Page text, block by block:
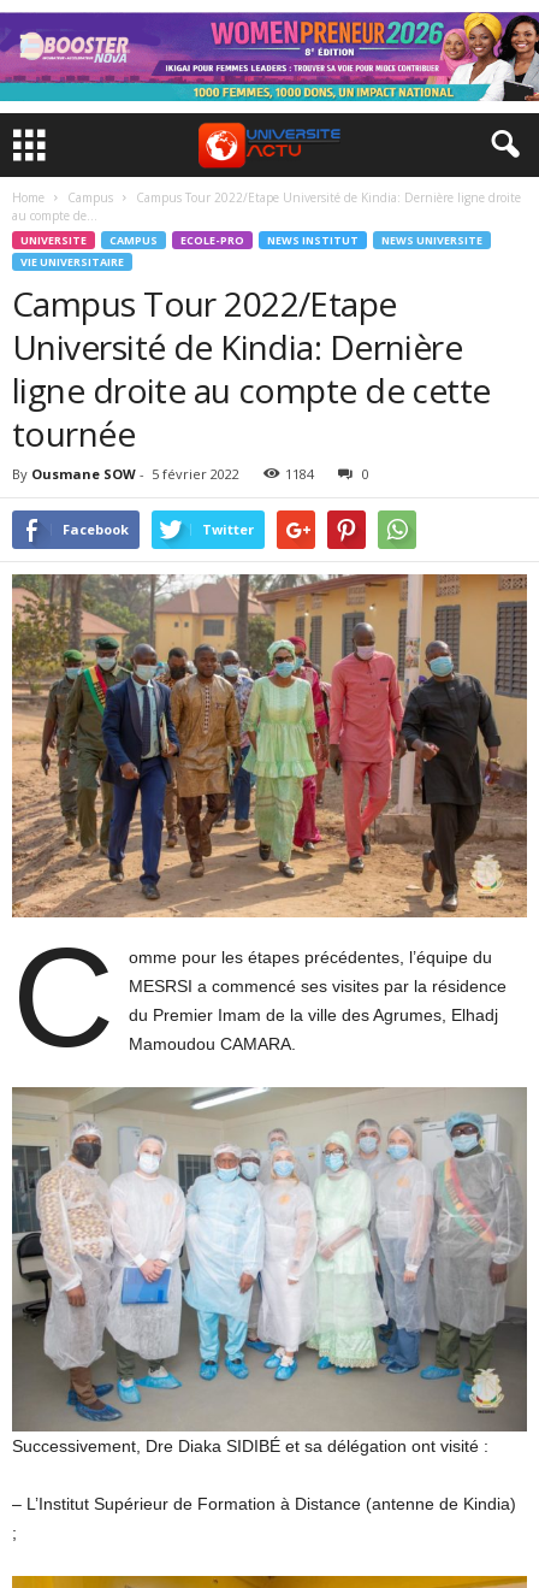
Home Campus
Campus Tour 2022/Etape Université de Kindia: Dernière ligne droite
au compte de...
UNIVERSITE CAMPUS ECOLE-PRO NEWS INSTITUT
NEWS UNIVERSITE
VIE UNIVERSITAIRE
Campus Tour 2022/Etape
Université de Kindia: Dernière
ligne droite au compte de cette
tournée
By Ousmane SOW - 5 février 2022 1184 0
Facebook Twitter
C
omme pour les étapes précédentes, l’équipe du
MESRSI a commencé ses visites par la résidence
du Premier Imam de la ville des Agrumes, Elhadj
Mamoudou CAMARA.
Successivement, Dre Diaka SIDIBÉ et sa délégation ont visité :
– L’Institut Supérieur de Formation à Distance (antenne de Kindia)
;